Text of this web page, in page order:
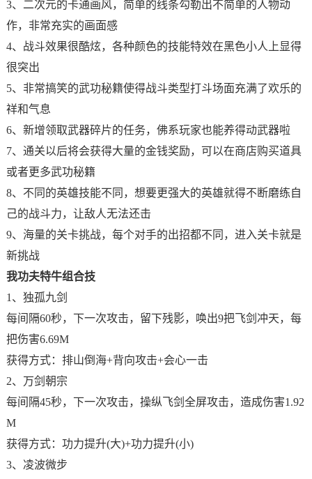
3、二次元的卡通画风，简单的线条勾勒出不简单的人物动
作，非常充实的画面感
4、战斗效果很酷炫，各种颜色的技能特效在黑色小人上显得
很突出
5、非常搞笑的武功秘籍使得战斗类型打斗场面充满了欢乐的
祥和气息
6、新增领取武器碎片的任务，佛系玩家也能养得动武器啦
7、通关以后将会获得大量的金钱奖励，可以在商店购买道具
或者更多武功秘籍
8、不同的英雄技能不同，想要更强大的英雄就得不断磨练自
己的战斗力，让敌人无法还击
9、海量的关卡挑战，每个对手的出招都不同，进入关卡就是
新挑战
我功夫特牛组合技
1、独孤九剑
每间隔60秒，下一次攻击，留下残影，唤出9把飞剑冲天，每
把伤害6.69M
获得方式：排山倒海+背向攻击+会心一击
2、万剑朝宗
每间隔45秒，下一次攻击，操纵飞剑全屏攻击，造成伤害1.92
M
获得方式：功力提升(大)+功力提升(小)
3、凌波微步